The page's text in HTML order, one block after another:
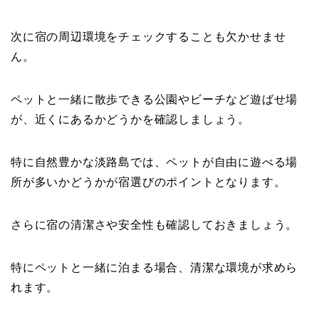
次に宿の周辺環境をチェックすることも欠かせませ
ん。
ペットと一緒に散歩できる公園やビーチなど遊ばせ場
が、近くにあるかどうかを確認しましょう。
特に自然豊かな淡路島では、ペットが自由に遊べる場
所が多いかどうかが宿選びのポイントとなります。
さらに宿の清潔さや安全性も確認しておきましょう。
特にペットと一緒に泊まる場合、清潔な環境が求めら
れます。